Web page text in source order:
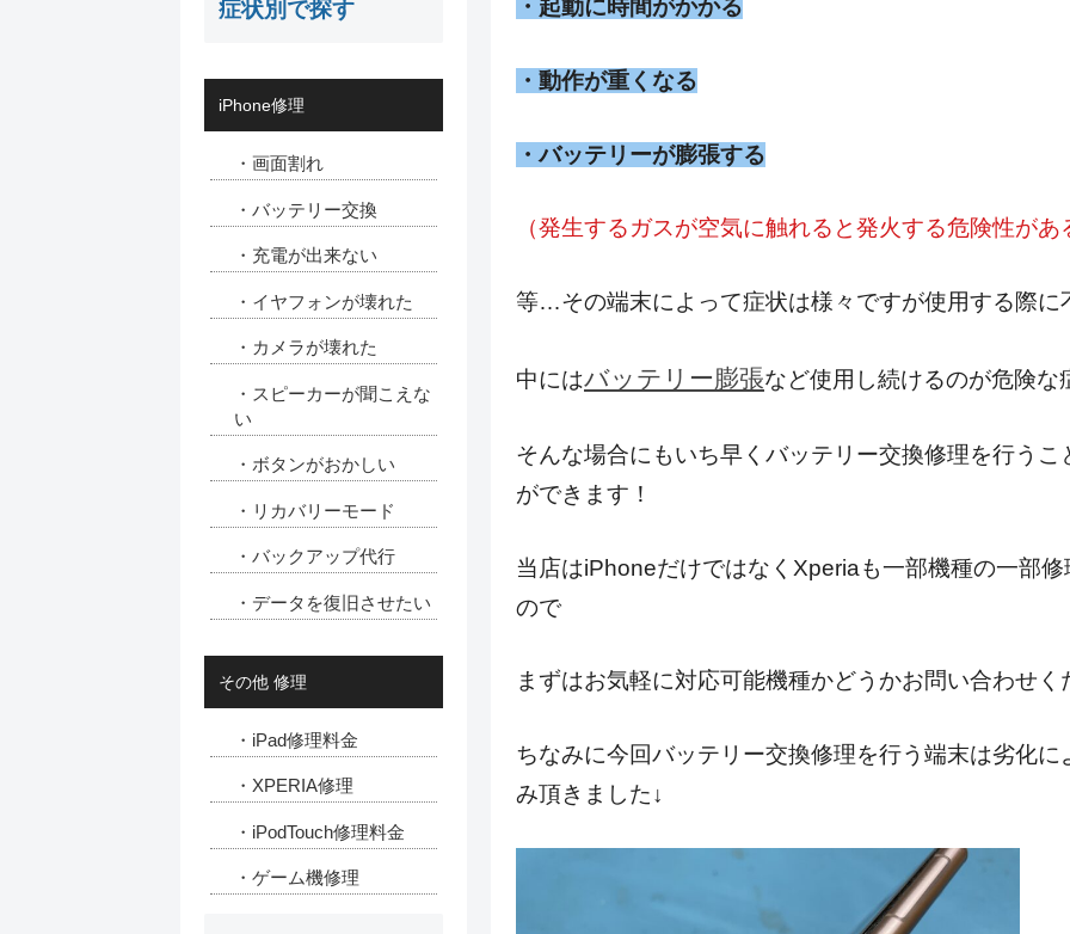
・起動に時間がかかる
・動作が重くなる
・バッテリーが膨張する
（発生するガスが空気に触れると発火する危険性が
等…その端末によって症状は様々ですが使用する際に
中にはバッテリー膨張など使用し続けるのが危険な
そんな場合にもいち早くバッテリー交換修理を行う
ができます！
当店はiPhoneだけではなくXperiaも一部機種の一部
ので
まずはお気軽に対応可能機種かどうかお問い合わせく
ちなみに今回バッテリー交換修理を行う端末は劣化
み頂きました↓
症状別で探す
iPhone修理
・画面割れ
・バッテリー交換
・充電が出来ない
・イヤフォンが壊れた
・カメラが壊れた
・スピーカーが聞こえな
い
・ボタンがおかしい
・リカバリーモード
・バックアップ代行
・データを復旧させたい
その他 修理
・iPad修理料金
・XPERIA修理
・iPodTouch修理料金
・ゲーム機修理